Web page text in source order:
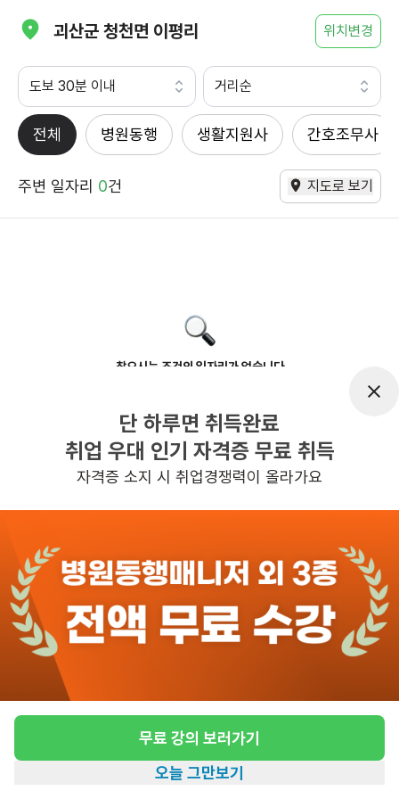
괴산군 청천면 이평리 위치변경
도보 30분 이내 거리순
전체 병원동행 생활지원사 간호조무사
주변 일자리 0건 지도로 보기
찾으시는 조건의 일자리가 없습니다
반경 3KM 이내의 일자리 확인하기
단 하루면 취득완료
취업 우대 인기 자격증 무료 취득
자격증 소지 시 취업경쟁력이 올라가요
무료 강의 보러가기
오늘 그만보기